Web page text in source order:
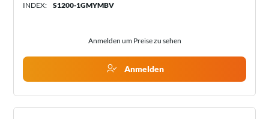
INDEX:
S1200-1GMYMBV
Anmelden um Preise zu sehen
Anmelden